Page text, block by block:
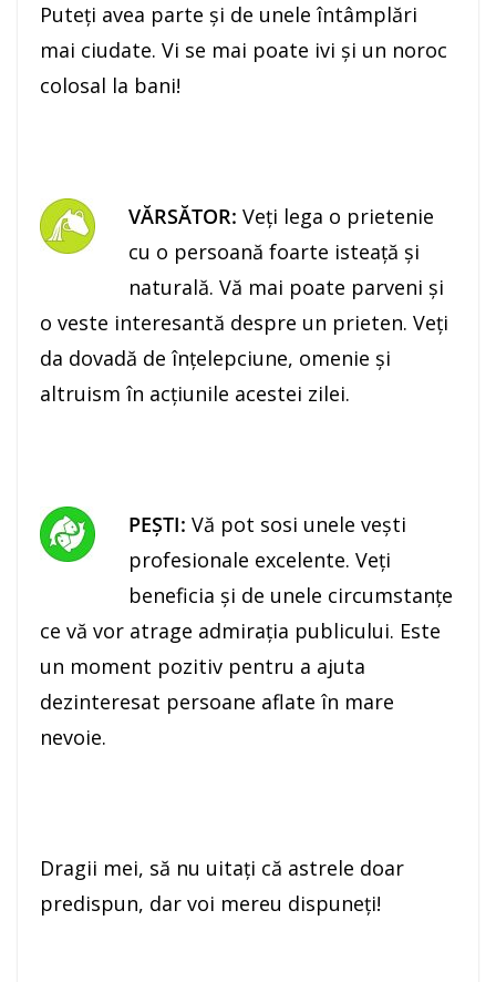
Puteţi avea parte şi de unele întâmplări
mai ciudate. Vi se mai poate ivi şi un noroc
colosal la bani!
VĂRSĂTOR: Veţi lega o prietenie
cu o persoană foarte isteaţă şi
naturală. Vă mai poate parveni şi
o veste interesantă despre un prieten. Veţi
da dovadă de înţelepciune, omenie şi
altruism în acţiunile acestei zilei.
PEŞTI: Vă pot sosi unele veşti
profesionale excelente. Veţi
beneficia şi de unele circumstanţe
ce vă vor atrage admiraţia publicului. Este
un moment pozitiv pentru a ajuta
dezinteresat persoane aflate în mare
nevoie.
Dragii mei, să nu uitaţi că astrele doar
predispun, dar voi mereu dispuneţi!